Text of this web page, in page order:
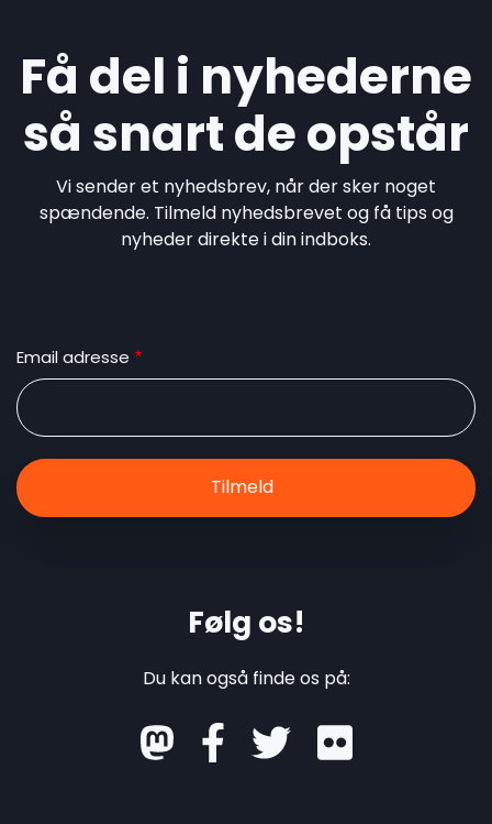
Få del i nyhederne
så snart de opstår
Vi sender et nyhedsbrev, når der sker noget
spændende. Tilmeld nyhedsbrevet og få tips og
nyheder direkte i din indboks.
Email adresse
Følg os!
Du kan også finde os på:
mastodon